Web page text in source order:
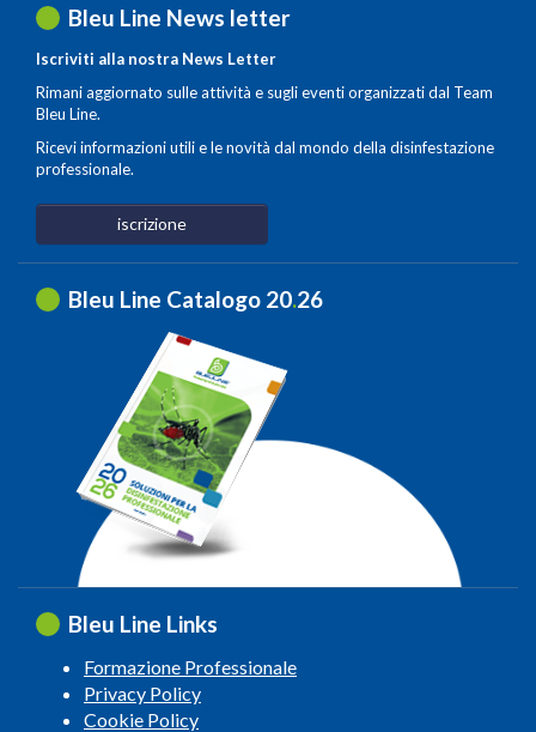
Bleu Line News letter
Iscriviti alla nostra News Letter
Rimani aggiornato sulle attività e sugli eventi organizzati dal Team
Bleu Line.
Ricevi informazioni utili e le novità dal mondo della disinfestazione
professionale.
iscrizione
Bleu Line Catalogo 20.26
Bleu Line Links
Formazione Professionale
Privacy Policy
Cookie Policy